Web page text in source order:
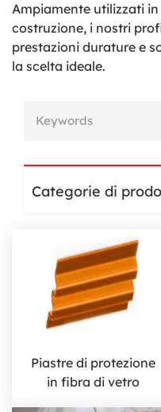
Ampiamente utilizzati
costruzione, i nostri
prestazioni durature e
la scelta ideale.
Piastre di protezione
in fibra di vetro
Categorie di